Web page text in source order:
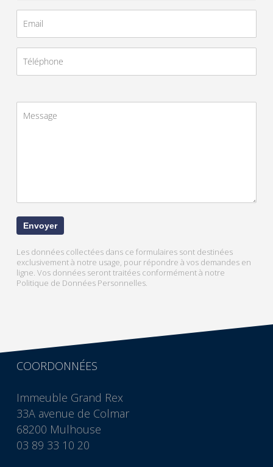
Les données collectées dans ce formulaires sont destinées
exclusivement à notre usage, pour répondre à vos demandes en
ligne. Vos données seront traitées conformément à notre
Politique de Données Personnelles.
COORDONNÉES
Immeuble Grand Rex
33A avenue de Colmar
68200 Mulhouse
03 89 33 10 20